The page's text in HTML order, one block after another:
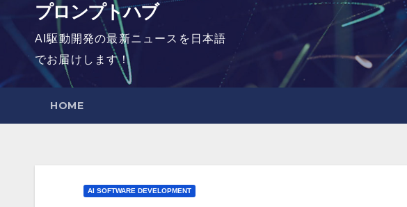
プロンプトハブ
AI駆動開発の最新ニュースを日本語
でお届けします！
HOME
AI SOFTWARE DEVELOPMENT